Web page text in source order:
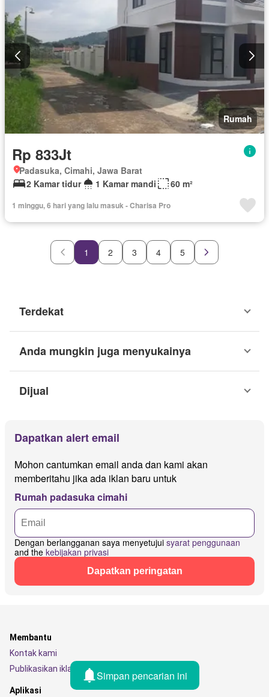
Rumah
Rp 833Jt
Padasuka, Cimahi, Jawa Barat
2 Kamar tidur
1 Kamar mandi 60 m²
1 minggu, 6 hari yang lalu masuk - Charisa Pro
1 2 3 4 5
Terdekat
Anda mungkin juga menyukainya
Dijual
Dapatkan alert email
Mohon cantumkan email anda dan kami akan
memberitahu jika ada iklan baru untuk
Rumah padasuka cimahi
Dengan berlangganan saya menyetujui syarat penggunaan
and the kebijakan privasi
Dapatkan peringatan
Simpan pencarian ini
Membantu
Kontak kami
Publikasikan iklan Anda
Aplikasi